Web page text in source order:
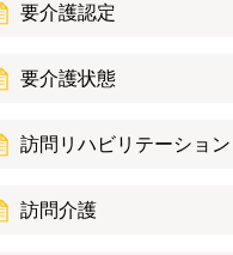
要介護認定
要介護状態
訪問リハビリテーション
訪問介護